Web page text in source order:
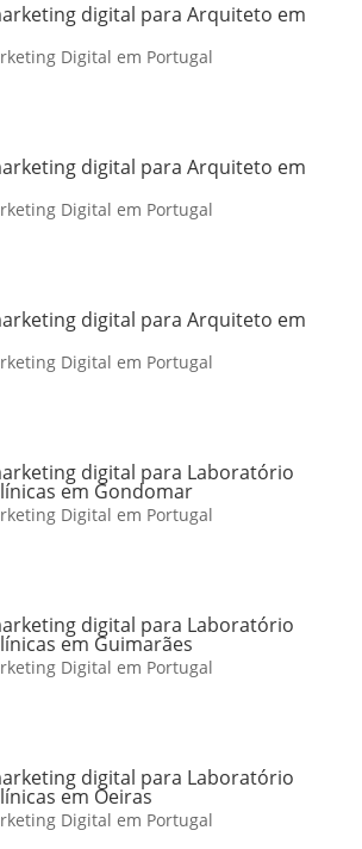
digital para Arquiteto em
Digital em Portugal
digital para Arquiteto em
Digital em Portugal
digital para Arquiteto em
Digital em Portugal
digital para Laboratório
em Gondomar
Digital em Portugal
digital para Laboratório
em Guimarães
Digital em Portugal
digital para Laboratório
em Oeiras
Digital em Portugal